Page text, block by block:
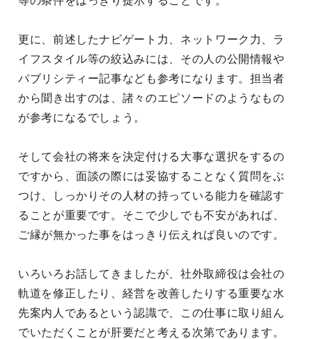
更に、前述したナビゲート力、ネットワーク力、ラ
イフスタイル等の絞込みには、その人の公開情報や
パブリシティー記事なども参考になります。担当者
から聞き出すのは、諸々のエピソードのようなもの
が参考になるでしょう。
そして会社の将来を決定付ける大事な選択をするの
ですから、面談の際には妥協することなく質問をぶ
つけ、しっかりその人材の持っている能力を確認す
ることが重要です。そこで少しでも不安があれば、
ご縁が無かった事をはっきり伝えれば良いのです。
いろいろお話してきましたが、社外取締役は会社の
軌道を修正したり、経営を改善したりする重要な水
先案内人であるという認識で、この仕事に取り組ん
でいただくことが肝要だと考える次第であります。